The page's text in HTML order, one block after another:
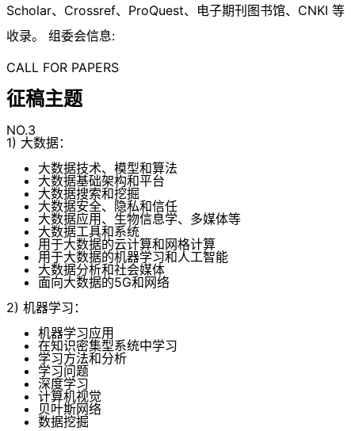
Scholar、Crossref、ProQuest、电子期刊图书馆、CNKI 等
收录。 组委会信息:
CALL FOR PAPERS
征稿主题
NO.3
1) 大数据：
大数据技术、模型和算法
大数据基础架构和平台
大数据搜索和挖掘
大数据安全、隐私和信任
大数据应用、生物信息学、多媒体等
大数据工具和系统
用于大数据的云计算和网格计算
用于大数据的机器学习和人工智能
大数据分析和社会媒体
面向大数据的5G和网络
2) 机器学习：
机器学习应用
在知识密集型系统中学习
学习方法和分析
学习问题
深度学习
计算机视觉
贝叶斯网络
数据挖掘